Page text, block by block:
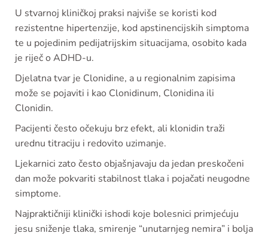
U stvarnoj kliničkoj praksi najviše se koristi kod
rezistentne hipertenzije, kod apstinencijskih simptoma
te u pojedinim pedijatrijskim situacijama, osobito kada
je riječ o ADHD-u.
Djelatna tvar je Clonidine, a u regionalnim zapisima
može se pojaviti i kao Clonidinum, Clonidina ili
Clonidin.
Pacijenti često očekuju brz efekt, ali klonidin traži
urednu titraciju i redovito uzimanje.
Ljekarnici zato često objašnjavaju da jedan preskočeni
dan može pokvariti stabilnost tlaka i pojačati neugodne
simptome.
Najpraktičniji klinički ishodi koje bolesnici primjećuju
jesu sniženje tlaka, smirenje “unutarnjeg nemira” i bolja